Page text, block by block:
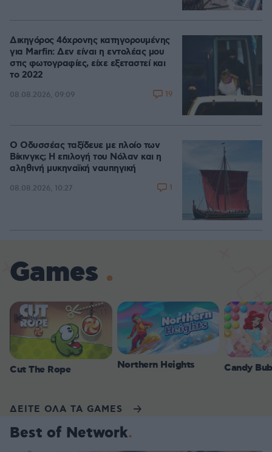
Δικηγόρος 46χρονης κατηγορουμένης
για Marfin: Δεν είναι η εντολέας μου
στις φωτογραφίες, είχε εξεταστεί και
το 2022
08.08.2026, 09:09 19
Ο Οδυσσέας ταξίδευε με πλοίο των
Βίκινγκς; Η επιλογή του Νόλαν και η
αληθινή μυκηναϊκή ναυπηγική
08.08.2026, 10:27 1
Games
Cut The Rope Northern Heights Candy
ΔΕΙΤΕ ΟΛΑ ΤΑ GAMES
Best of Network